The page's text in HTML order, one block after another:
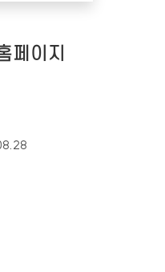
페이지
지